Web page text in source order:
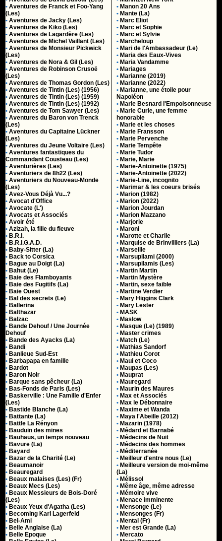
• Aventures de Franck et Foo-Yang
(Les)
• Aventures de Jacky (Les)
• Aventures de Kiko (Les)
• Aventures de Lagardère (Les)
• Aventures de Michel Vaillant (Les)
• Aventures de Monsieur Pickwick
(Les)
• Aventures de Nora & Gil (Les)
• Aventures de Robinson Crusoë
(Les)
• Aventures de Thomas Gordon (Les)
• Aventures de Tintin (Les) (1956)
• Aventures de Tintin (Les) (1959)
• Aventures de Tintin (Les) (1992)
• Aventures de Tom Sawyer (Les)
• Aventures du Baron von Trenck
(Les)
• Aventures du Capitaine Lückner
(Les)
• Aventures du Jeune Voltaire (Les)
• Aventures fantastiques du
Commandant Cousteau (Les)
• Aventurières (Les)
• Aventuriers de 8h22 (Les)
• Aventuriers du Nouveau-Monde
(Les)
• Avez-Vous Déjà Vu...?
• Avocat d'Office
• Avocate (L')
• Avocats et Associés
• Avoir été
• Azizah, la fille du fleuve
• B.R.I.
• B.R.I.G.A.D.
• Baby-Sitter (La)
• Back to Corsica
• Bague au Doigt (La)
• Bahut (Le)
• Baie des Flamboyants
• Baie des Fugitifs (La)
• Baie Ouest
• Bal des secrets (Le)
• Ballerina
• Balthazar
• Balzac
• Bande Dehouf / Une Journée
Dehouf
• Bande des Ayacks (La)
• Bandi
• Banlieue Sud-Est
• Barbapapa en famille
• Bardot
• Baron Noir
• Barque sans pêcheur (La)
• Bas-Fonds de Paris (Les)
• Baskerville : Une Famille d'Enfer
(Les)
• Bastide Blanche (La)
• Battante (La)
• Battle La Rényon
• Bauduin des mines
• Bauhaus, un temps nouveau
• Bavure (La)
• Bayard
• Bazar de la Charité (Le)
• Beaumanoir
• Beauregard
• Beaux malaises (Les) (Fr)
• Beaux Mecs (Les)
• Beaux Messieurs de Bois-Doré
(Les)
• Beaux Yeux d'Agatha (Les)
• Becoming Karl Lagerfeld
• Bel-Ami
• Belle Anglaise (La)
• Belle Epoque
• Manon 20 Ans
• Mante (La)
• Marc Eliot
• Marc et Sophie
• Marc et Sylvie
• Marcheloup
• Mari de l'Ambassadeur (Le)
• Maria des Eaux-Vives
• Maria Vandamme
• Mariages
• Marianne (2019)
• Marianne (2022)
• Marianne, une étoile pour
Napoléon
• Marie Besnard l'Empoisonneuse
• Marie Curie, une femme
honorable
• Marie et les choses
• Marie Fransson
• Marie Pervenche
• Marie Tempête
• Marie Tudor
• Marie, Marie
• Marie-Antoinette (1975)
• Marie-Antoinette (2022)
• Marie-Line, incognito
• Marimar & les coeurs brisés
• Marion (1982)
• Marion (2022)
• Marion Jourdan
• Marion Mazzano
• Marjorie
• Maroni
• Marotte et Charlie
• Marquise de Brinvilliers (La)
• Marseille
• Marsupilami (2000)
• Marsupilamis (Les)
• Martin Martin
• Martin Mystère
• Martin, sexe faible
• Martine Verdier
• Mary Higgins Clark
• Mary Lester
• MASK
• Maslow
• Masque (Le) (1989)
• Master crimes
• Match (Le)
• Mathias Sandorf
• Mathieu Corot
• Maui et Coco
• Maupas (Les)
• Mauprat
• Mauregard
• Maurin des Maures
• Max et Associés
• Max le Débonnaire
• Maxime et Wanda
• Maya l'Abeille (2012)
• Mazarin (1978)
• Médard et Barnabé
• Médecins de Nuit
• Médecins des hommes
• Méditerranée
• Meilleur d'entre nous (Le)
• Meilleure version de moi-même
(La)
• Mélissol
• Même âge, même adresse
• Mémoire vive
• Menace imminente
• Mensonge (Le)
• Mensonges (Fr)
• Mental (Fr)
• Mer est Grande (La)
• Mercato